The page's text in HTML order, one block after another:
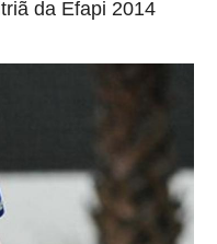
da Efapi 2014